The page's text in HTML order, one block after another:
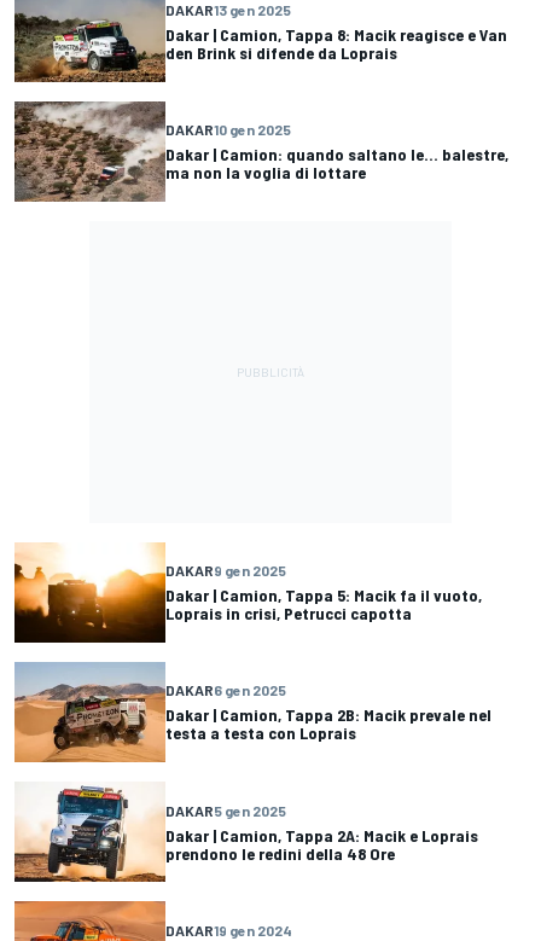
DAKAR13 gen 2025
Dakar | Camion, Tappa 8: Macik reagisce e Van
den Brink si difende da Loprais
DAKAR10 gen 2025
Dakar | Camion: quando saltano le... balestre,
ma non la voglia di lottare
DAKAR9 gen 2025
Dakar | Camion, Tappa 5: Macik fa il vuoto,
Loprais in crisi, Petrucci capotta
DAKAR6 gen 2025
Dakar | Camion, Tappa 2B: Macik prevale nel
testa a testa con Loprais
DAKAR5 gen 2025
Dakar | Camion, Tappa 2A: Macik e Loprais
prendono le redini della 48 Ore
DAKAR19 gen 2024